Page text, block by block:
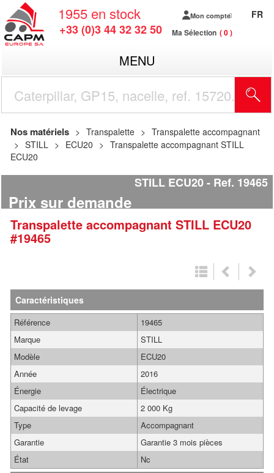
1955 en stock
+33 (0)3 44 32 32 50
Mon compte
Ma Sélection 0
FR
MENU
Nos matériels Transpalette
Transpalette accompagnant
STILL
ECU20
Transpalette accompagnant STILL
ECU20
STILL ECU20 Ref. 19465
Prix sur demande
Transpalette accompagnant STILL ECU20
#19465
Caractéristiques
Référence
19465
Marque
STILL
Modèle
ECU20
Année
2016
Énergie
Électrique
Capacité de levage
2 000 Kg
Type
Accompagnant
Garantie
Garantie 3 mois pièces
État
Nc